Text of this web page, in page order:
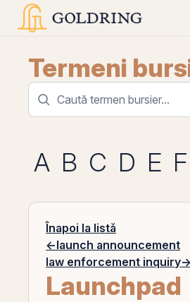
Termeni
A B C D E F
Înapoi la listă
←launch announcement
law enforcement inquiry→
Launchpad